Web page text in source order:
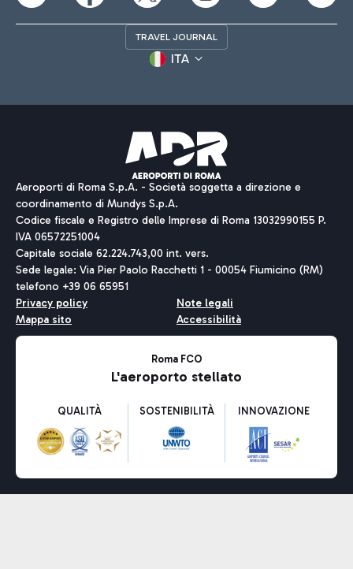
TRAVEL JOURNAL
ITA
Aeroporti di Roma S.p.A. - Società soggetta a direzione e
coordinamento di Mundys S.p.A.
Codice fiscale e Registro delle Imprese di Roma 13032990155 P.
IVA 06572251004
Capitale sociale 62.224.743,00 int. vers.
Sede legale: Via Pier Paolo Racchetti 1 - 00054 Fiumicino (RM)
telefono +39 06 65951
Privacy policy
Note legali
Mappa sito
Accessibilità
Roma FCO
L'aeroporto stellato
QUALITÀ SOSTENIBILITÀ INNOVAZIONE